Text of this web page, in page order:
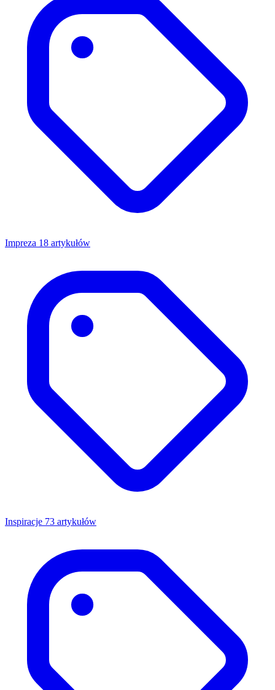
Impreza 18 artykułów
Inspiracje 73 artykułów